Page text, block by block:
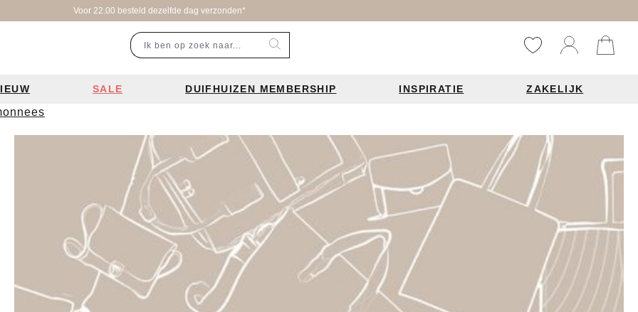
SALE DUIFHUIZEN MEMBERSHIP INSPIRATIE ZAKELIJK
Schooltassen Portemonnees Reistassen Accessoires
categorie Populaire merken
Bear Design tassen
Charm London tassen
Coach tassen
Enrico Benetti tassen
Guess tassen
Inspiratie
Bruiloft trends 2026
De leukste Bag Charms
Losse schouderbanden
Personalisatie
Verzorging van je leren tas